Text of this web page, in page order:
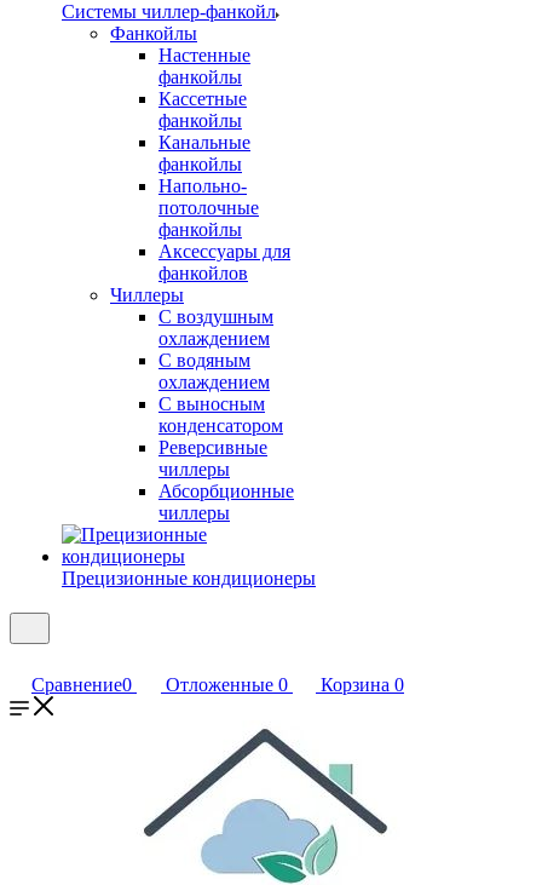
Системы чиллер-фанкойл
Фанкойлы
Настенные
фанкойлы
Кассетные
фанкойлы
Канальные
фанкойлы
Напольно-
потолочные
фанкойлы
Аксессуары для
фанкойлов
Чиллеры
С воздушным
охлаждением
С водяным
охлаждением
С выносным
конденсатором
Реверсивные
чиллеры
Абсорбционные
чиллеры
Прецизионные кондиционеры
Сравнение0 Отложенные 0 Корзина 0